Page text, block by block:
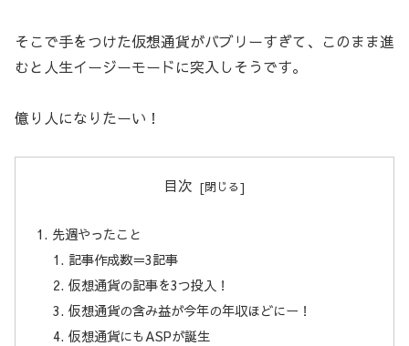
そこで手をつけた仮想通貨がバブリーすぎて、このまま進
むと人生イージーモードに突入しそうです。
億り人になりたーい！
目次
先週やったこと
記事作成数＝3記事
仮想通貨の記事を3つ投入！
仮想通貨の含み益が今年の年収ほどにー！
仮想通貨にもASPが誕生